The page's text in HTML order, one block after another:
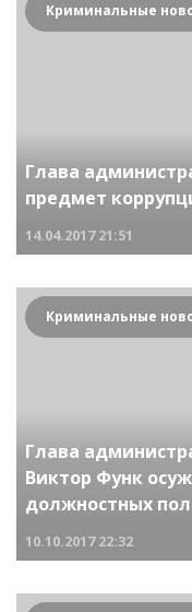
Глава
предмет
14.04.2017 21:51
Глава
Виктор Функ
должностных
10.10.2017 22:32